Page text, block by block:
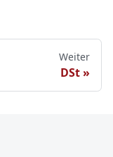
Weiter
DSt